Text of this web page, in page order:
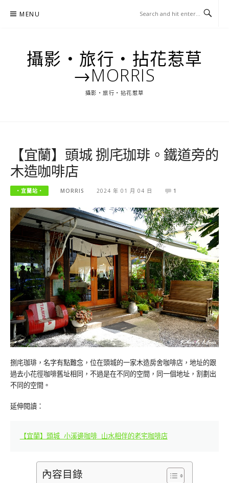
MENU
攝影‧旅行‧拈花惹草
→MORRIS
攝影‧旅行‧拈花惹草
【宜蘭】頭城 捌㡯珈琲。鐵道旁的
木造咖啡店
‧宜蘭站‧ MORRIS 2024 年 01 月 04 日 1
捌㡯珈琲，名字有點難念，位在頭城的一家木造房舍咖啡店，地址的跟
過去小花徑咖啡舊址相同，不過是在不同的空間，同一個地址，割劃出
不同的空間。
延伸閱讀：
【宜蘭】頭城 小溪邊咖啡 山水相伴的老宅咖啡店
內容目錄